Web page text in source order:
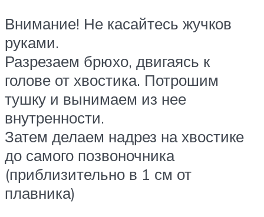
Внимание! Не касайтесь жучков
руками.
Разрезаем брюхо, двигаясь к
голове от хвостика. Потрошим
тушку и вынимаем из нее
внутренности.
Затем делаем надрез на хвостике
до самого позвоночника
(приблизительно в 1 см от
плавника)